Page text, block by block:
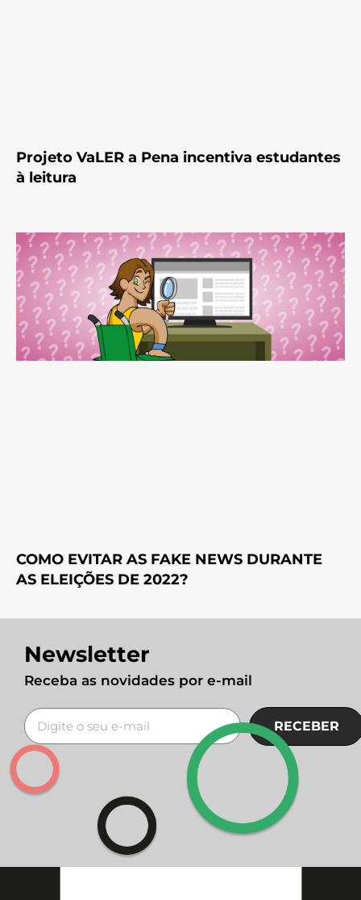
Projeto VaLER a Pena incentiva estudantes
à leitura
COMO EVITAR AS FAKE NEWS DURANTE
AS ELEIÇÕES DE 2022?
Newsletter
Receba as novidades por e-mail
RECEBER